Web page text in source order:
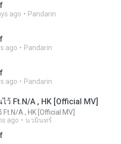
ago Pandarin
ago Pandarin
ago Pandarin
ว้ Ft.N/A , HK [Official MV]
Ft.N/A , HK [Official MV]
ago นวมินทร์